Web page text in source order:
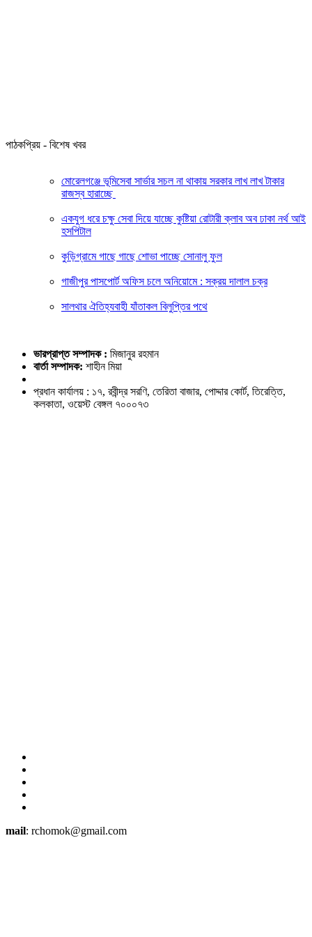
পাঠকপ্রিয় - বিশেষ খবর
মোরেলগঞ্জে ভূমিসেবা সার্ভার সচল না থাকায় সরকার লাখ লাখ টাকার
রাজস্ব হারাচ্ছে
একযুগ ধরে চক্ষু সেবা দিয়ে যাচ্ছে কুষ্টিয়া রোটারী ক্লাব অব ঢাকা নর্থ আই
হসপিটাল
কুড়িগ্রামে গাছে গাছে শোভা পাচ্ছে সোনালু ফুল
গাজীপুর পাসপোর্ট অফিস চলে অনিয়োমে : সক্রয় দালাল চক্র
সালথার ঐতিহ্যবাহী যাঁতাকল বিলুপ্তির পথে
ভারপ্রাপ্ত সম্পাদক : মিজানুর রহমান
বার্তা সম্পাদক: শাহীন মিয়া
প্রধান কার্যালয় : ১৭, রবীন্দ্র সরণি, তেরিতা বাজার, পোদ্দার কোর্ট, তিরেত্তি,
কলকাতা, ওয়েস্ট বেঙ্গল ৭০০০৭৩
mail: rchomok@gmail.com